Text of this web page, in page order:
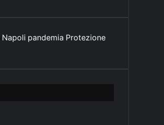
Napoli pandemia Protezione